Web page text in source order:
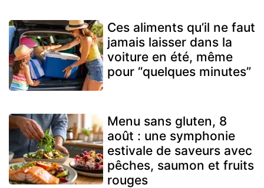
Ces aliments qu’il ne faut
jamais laisser dans la
voiture en été, même
pour “quelques minutes”
Menu sans gluten, 8
août : une symphonie
estivale de saveurs avec
pêches, saumon et fruits
rouges